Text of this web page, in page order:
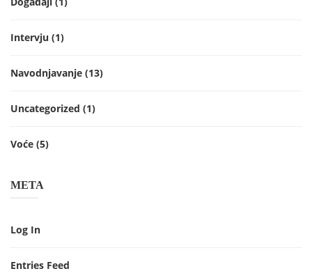
Intervju (1)
Navodnjavanje (13)
Uncategorized (1)
Voće (5)
META
Log In
Entries Feed